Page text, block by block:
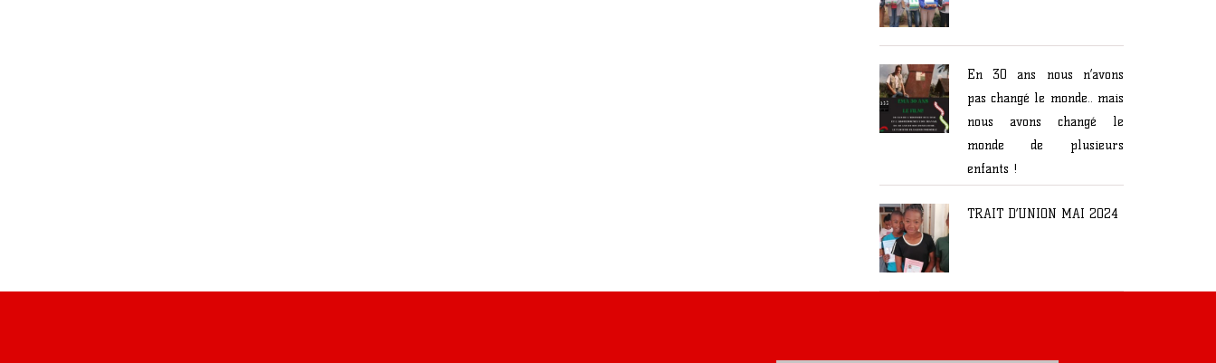
En 30 ans nous n’avons
pas changé le monde.. mais
nous avons changé le
monde de plusieurs
enfants !
TRAIT D’UNION MAI 2024